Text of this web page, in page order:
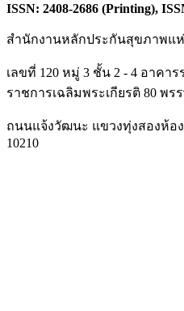
ISSN: 2408-2686 (Printing),
สำนักงานหลักประกันสุขภาพแ
เลขที่ 120 หมู่ 3 ชั้น 2 - 4 อาคา
ราชการเฉลิมพระเกียรติ 80 พร
ถนนแจ้งวัฒนะ แขวงทุ่งสองห้อ
10210